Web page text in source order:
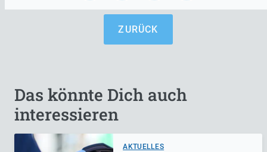
ZURÜCK
Das könnte Dich auch
interessieren
AKTUELLES